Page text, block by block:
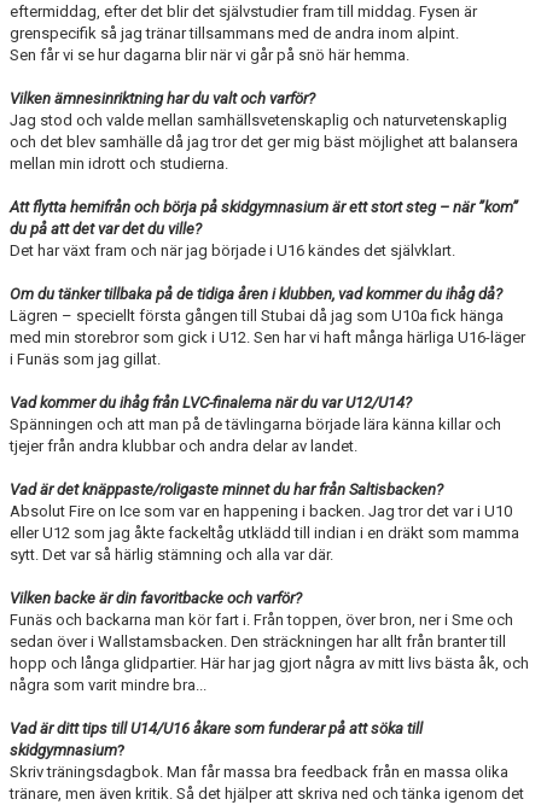
eftermiddag, efter det blir det självstudier fram till middag. Fysen är
grenspecifik så jag tränar tillsammans med de andra inom alpint.
Sen får vi se hur dagarna blir när vi går på snö här hemma.
Vilken ämnesinriktning har du valt och varför?
Jag stod och valde mellan samhällsvetenskaplig och naturvetenskaplig
och det blev samhälle då jag tror det ger mig bäst möjlighet att balansera
mellan min idrott och studierna.
Att flytta hemifrån och börja på skidgymnasium är ett stort steg – när ”kom”
du på att det var det du ville?
Det har växt fram och när jag började i U16 kändes det självklart.
Om du tänker tillbaka på de tidiga åren i klubben, vad kommer du ihåg då?
Lägren – speciellt första gången till Stubai då jag som U10a fick hänga
med min storebror som gick i U12. Sen har vi haft många härliga U16-läger
i Funäs som jag gillat.
Vad kommer du ihåg från LVC-finalerna när du var U12/U14?
Spänningen och att man på de tävlingarna började lära känna killar och
tjejer från andra klubbar och andra delar av landet.
Vad är det knäppaste/roligaste minnet du har från Saltisbacken?
Absolut Fire on Ice som var en happening i backen. Jag tror det var i U10
eller U12 som jag åkte fackeltåg utklädd till indian i en dräkt som mamma
sytt. Det var så härlig stämning och alla var där.
Vilken backe är din favoritbacke och varför?
Funäs och backarna man kör fart i. Från toppen, över bron, ner i Sme och
sedan över i Wallstamsbacken. Den sträckningen har allt från branter till
hopp och långa glidpartier. Här har jag gjort några av mitt livs bästa åk, och
några som varit mindre bra...
Vad är ditt tips till U14/U16 åkare som funderar på att söka till
skidgymnasium?
Skriv träningsdagbok. Man får massa bra feedback från en massa olika
tränare, men även kritik. Så det hjälper att skriva ned och tänka igenom det